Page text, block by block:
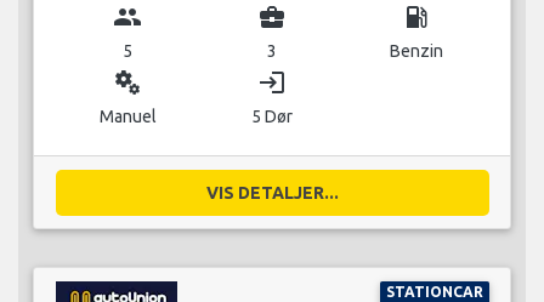
group
5
business_center
3
local_gas_station
Benzin
miscellaneous_services
Manuel
login
5 Dør
VIS DETALJER...
STATIONCAR